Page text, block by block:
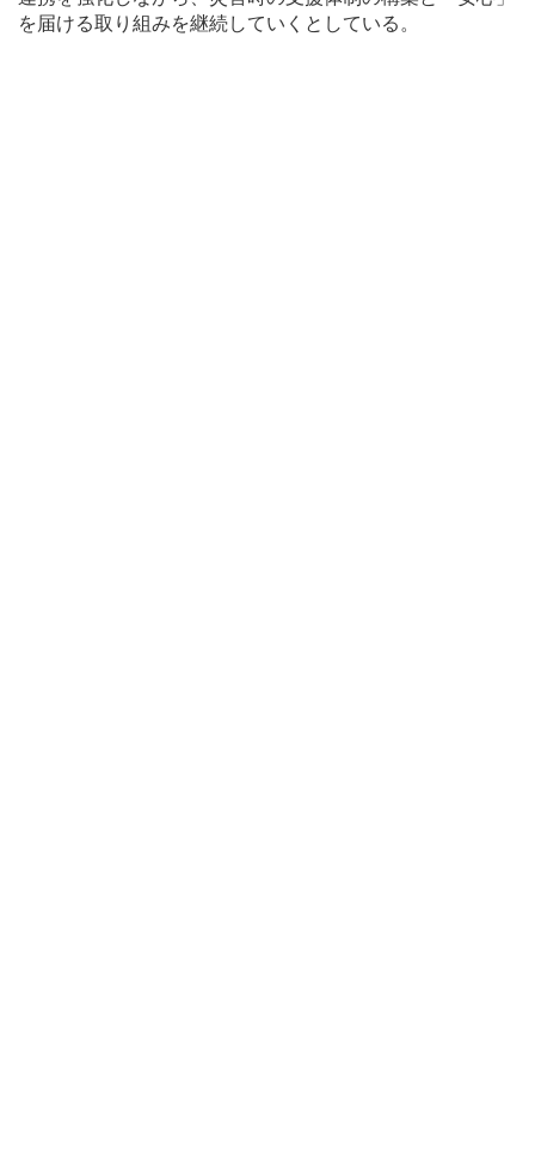
を届ける取り組みを継続していくとしている。